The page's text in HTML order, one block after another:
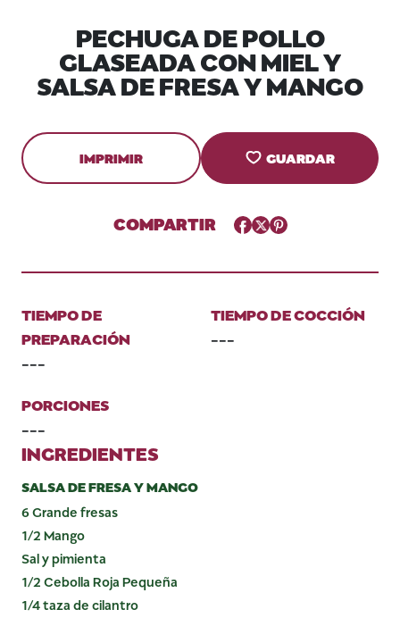
PECHUGA DE POLLO
GLASEADA CON MIEL Y
SALSA DE FRESA Y MANGO
IMPRIMIR GUARDAR
COMPARTIR Facebook
TwitterPinterest
TIEMPO DE
PREPARACIÓN
---
TIEMPO DE COCCIÓN
---
PORCIONES
---
INGREDIENTES
SALSA DE FRESA Y MANGO
6 Grande fresas
1/2 Mango
Sal y pimienta
1/2 Cebolla Roja Pequeña
1/4 taza de cilantro